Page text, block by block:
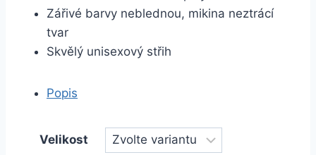
Zářivé barvy neblednou, mikina neztrácí
tvar
Skvělý unisexový střih
Popis
Velikost